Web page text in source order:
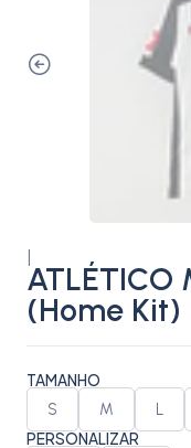
ATLÉTICO
(Home Kit)
TAMANHO
S M L
PERSONALIZAR